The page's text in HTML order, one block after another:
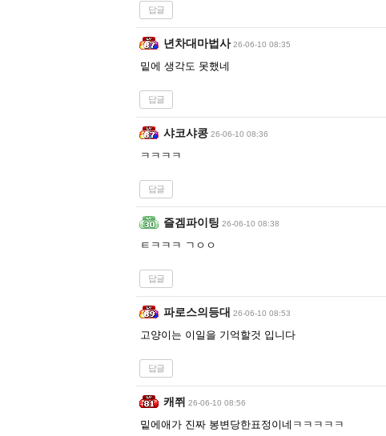
답글
년차대마법사 26-06-10 08:35
밑에 생각도 못했네
답글
샤코샤콩 26-06-10 08:36
ㅋㅋㅋㅋ
답글
즐겜파이팅 26-06-10 08:38
ㅌㅋㅋㅋ ㄱㅇㅇ
답글
파로스의등대 26-06-10 08:53
고양이는 이일을 기억할것 입니다
답글
캐쮜 26-06-10 08:56
밑에애가 진짜 봉변당한표정이네ㅋㅋㅋㅋㅋ